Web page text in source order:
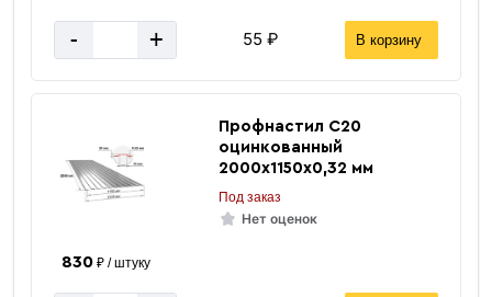
- + 55 ₽ В корзину
Профнастил C20
оцинкованный
2000х1150х0,32 мм
Под заказ
Нет оценок
830₽ / штуку